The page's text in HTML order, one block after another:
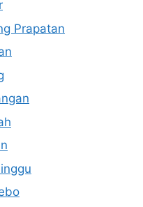
Prapatan